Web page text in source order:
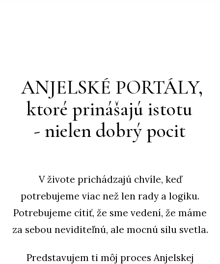
ANJELSKÉ PORTÁLY,
ktoré prinášajú istotu
- nielen dobrý pocit
V živote prichádzajú chvíle, keď
potrebujeme viac než len rady a logiku.
Potrebujeme cítiť, že sme vedení, že máme
za sebou neviditeľnú, ale mocnú silu svetla.
Predstavujem ti môj proces Anjelskej